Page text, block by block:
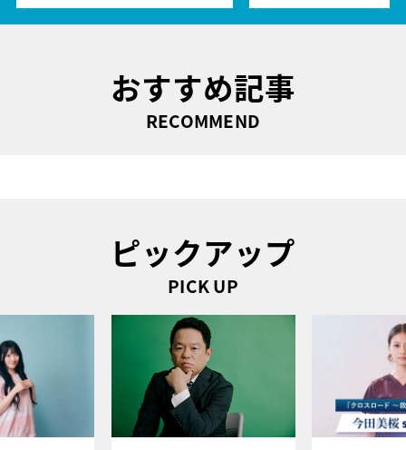
おすすめ記事
RECOMMEND
ピックアップ
PICK UP